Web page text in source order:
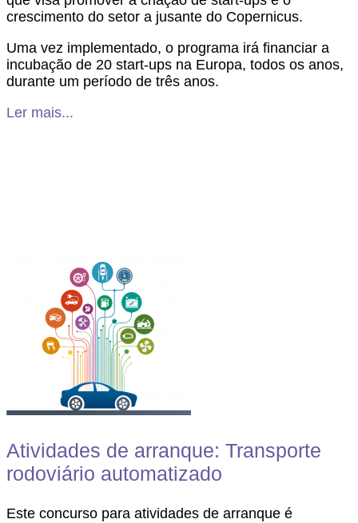
crescimento do setor a jusante do Copernicus.
Uma vez implementado, o programa irá financiar a
incubação de 20 start-ups na Europa, todos os anos,
durante um período de três anos.
Ler mais...
Atividades de arranque: Transporte
rodoviário automatizado
Este concurso para atividades de arranque é